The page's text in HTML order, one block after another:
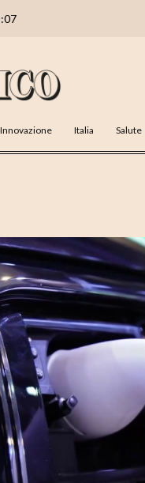
Innovazione Italia Salute